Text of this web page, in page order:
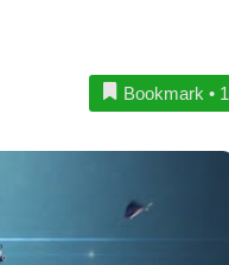
Bookmark • 1